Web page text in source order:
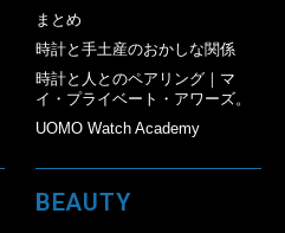
まとめ
時計と手土産のおかしな関係
時計と人とのペアリング｜マ
イ・プライベート・アワーズ。
UOMO Watch Academy
BEAUTY